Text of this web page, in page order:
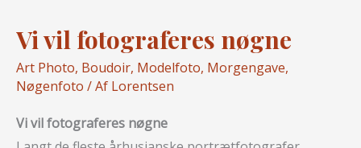
Vi vil fotograferes nøgne
Art Photo, Boudoir, Modelfoto, Morgengave,
Nøgenfoto / Af Lorentsen
Vi vil fotograferes nøgne